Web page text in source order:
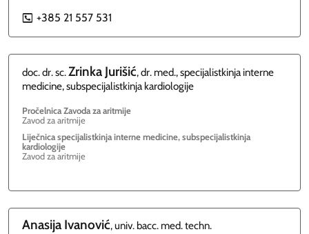
P +385 21 557 531
doc. dr. sc.Zrinka Jurišić, dr. med., specijalistkinja interne
medicine, subspecijalistkinja kardiologije
Pročelnica Zavoda za aritmije
Zavod za aritmije
Liječnica specijalistkinja interne medicine, subspecijalistkinja
kardiologije
Zavod za aritmije
Anasija Ivanović, univ. bacc. med. techn.